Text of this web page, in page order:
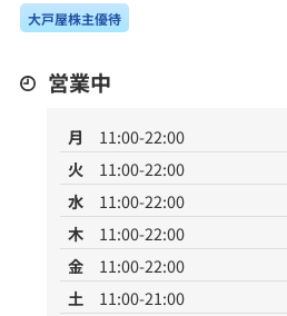
大戸屋株主優待
営業中
月
11:00-22:00
火
11:00-22:00
水
11:00-22:00
木
11:00-22:00
金
11:00-22:00
土
11:00-21:00